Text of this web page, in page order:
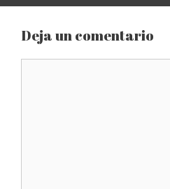
Deja un comentario